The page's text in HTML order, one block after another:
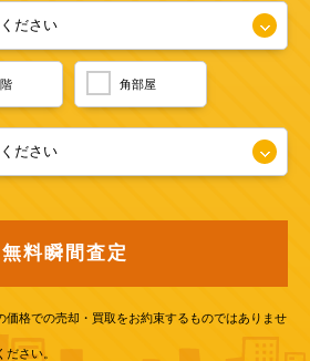
角部屋
無料瞬間査定
価格での売却・買取をお約束するものではありませ
さい。